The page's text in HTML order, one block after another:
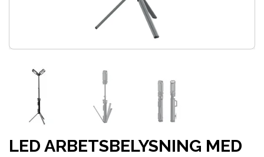
LED ARBETSBELYSNING MED